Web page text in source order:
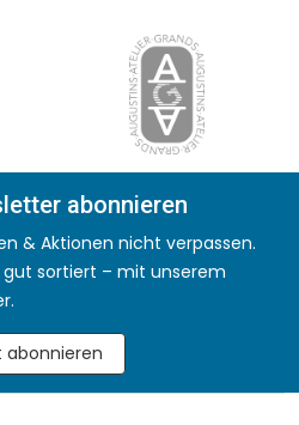
abonnieren
& Aktionen nicht verpassen.
gut sortiert – mit unserem
abonnieren